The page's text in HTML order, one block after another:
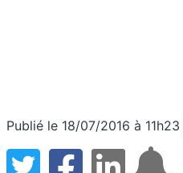
Publié le 18/07/2016 à 11h23